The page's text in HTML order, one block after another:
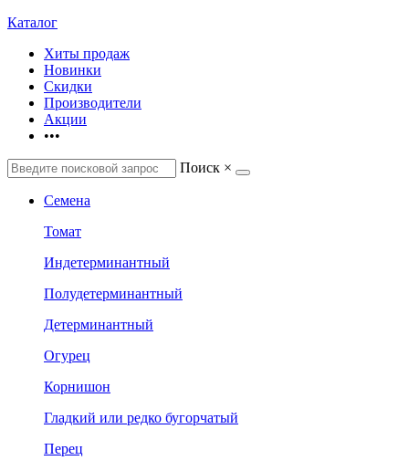
Каталог
Хиты продаж
Новинки
Скидки
Производители
Акции
•••
Поиск ×
Семена
Томат
Индетерминантный
Полудетерминантный
Детерминантный
Огурец
Корнишон
Гладкий или редко бугорчатый
Перец